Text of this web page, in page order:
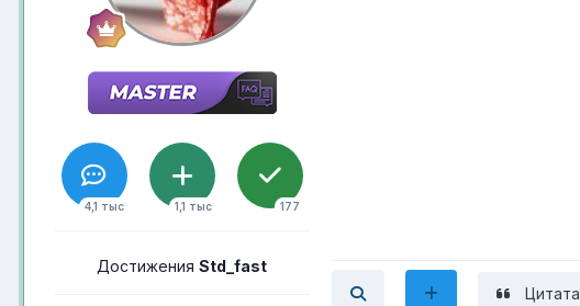
4,1 тыс 1,1 тыс 177
ДостиженияStd_fast
Цитата